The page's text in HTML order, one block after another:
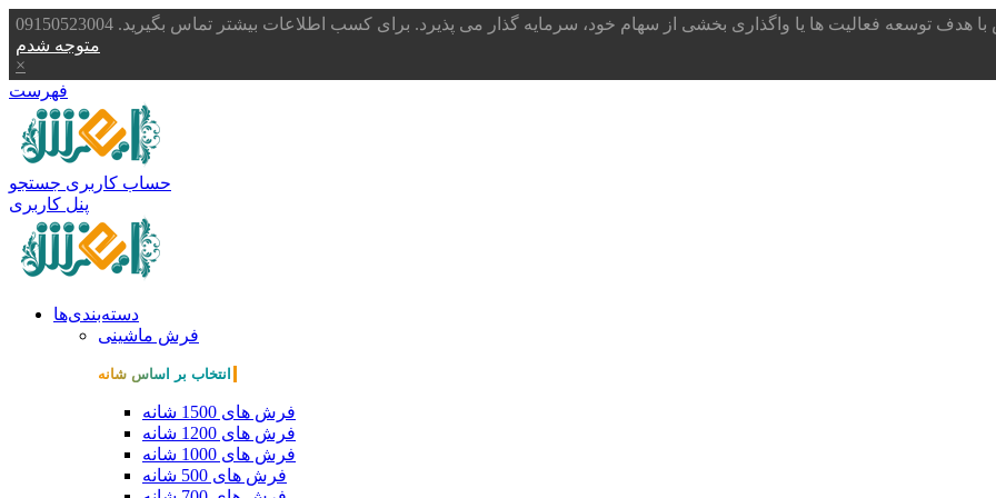
با هدف توسعه فعالیت ها یا واگذاری بخشی از سهام خود، سرمایه گذار می پذیرد. برای کسب اطلاعات بیشتر تماس بگیرید. 09150523004
متوجه شدم
×
فهرست
حساب کاربری جستجو
پنل کاربری
دسته‌بندی‌ها
فرش ماشینی
انتخاب بر اساس شانه
فرش های 1500 شانه
فرش های 1200 شانه
فرش های 1000 شانه
فرش های 500 شانه